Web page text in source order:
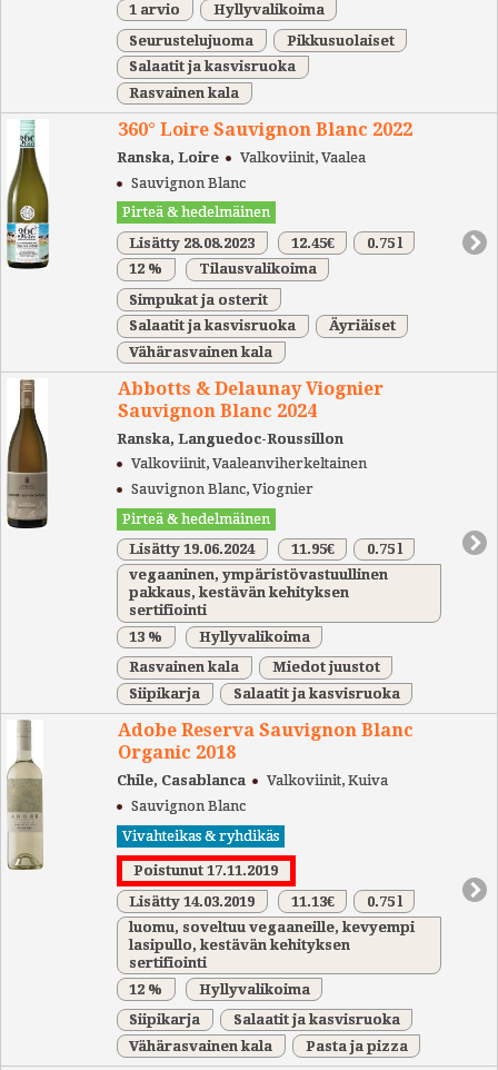
1 arvio
Hyllyvalikoima
Seurustelujuoma
Pikkusuolaiset
Salaatit ja kasvisruoka
Rasvainen kala
360° Loire Sauvignon Blanc 2022
Ranska, Loire
Valkoviinit, Vaalea
Sauvignon Blanc
Pirteä & hedelmäinen
Lisätty 28.08.2023
12.45€
0.75 l
12 %
Tilausvalikoima
Simpukat ja osterit
Salaatit ja kasvisruoka
Äyriäiset
Vähärasvainen kala
Abbotts & Delaunay Viognier
Sauvignon Blanc 2024
Ranska, Languedoc-Roussillon
Valkoviinit, Vaaleanviherkeltainen
Sauvignon Blanc, Viognier
Pirteä & hedelmäinen
Lisätty 19.06.2024
11.95€
0.75 l
vegaaninen, ympäristövastuullinen
pakkaus, kestävän kehityksen
sertifiointi
13 %
Hyllyvalikoima
Rasvainen kala
Miedot juustot
Siipikarja
Salaatit ja kasvisruoka
Adobe Reserva Sauvignon Blanc
Organic 2018
Chile, Casablanca
Valkoviinit, Kuiva
Sauvignon Blanc
Vivahteikas & ryhdikäs
Poistunut 17.11.2019
Lisätty 14.03.2019
11.13€
0.75 l
luomu, soveltuu vegaaneille, kevyempi
lasipullo, kestävän kehityksen
sertifiointi
12 %
Hyllyvalikoima
Siipikarja
Salaatit ja kasvisruoka
Vähärasvainen kala
Pasta ja pizza